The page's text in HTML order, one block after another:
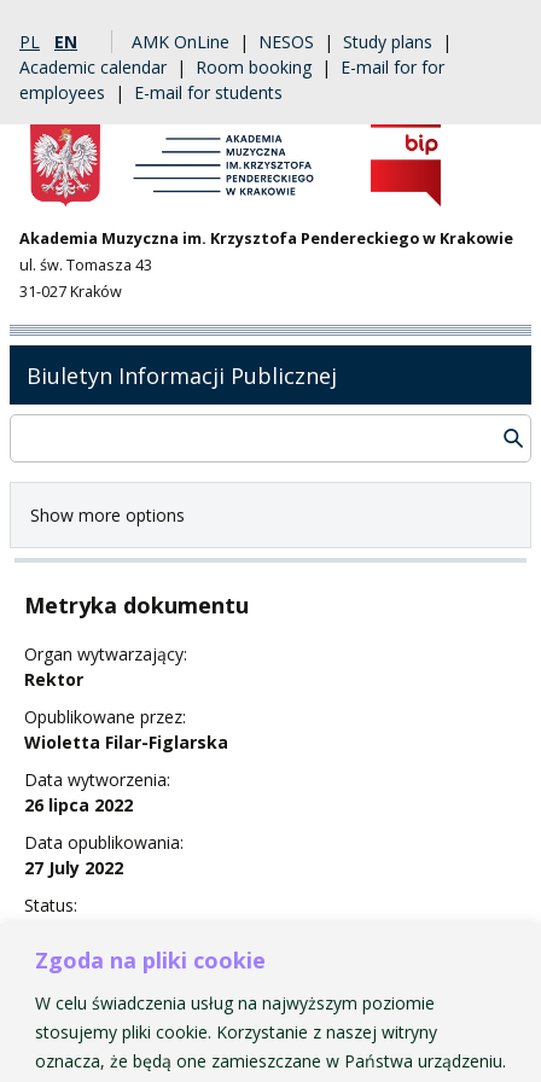
Zgoda na pliki cookie
W celu świadczenia usług na najwyższym poziomie
stosujemy pliki cookie. Korzystanie z naszej witryny
oznacza, że będą one zamieszczane w Państwa urządzeniu.
PL EN AMK OnLine | NESOS | Study plans |
Academic calendar | Room booking | E-mail for for
employees | E-mail for students
Akademia Muzyczna im. Krzysztofa Pendereckiego w Krakowie
ul. św. Tomasza 43
31-027 Kraków
Biuletyn Informacji Publicznej
Show more options
Metryka dokumentu
Organ wytwarzający:
Rektor
Opublikowane przez:
Wioletta Filar-Figlarska
Data wytworzenia:
26 lipca 2022
Data opublikowania:
27 July 2022
Status:
Zarządzenie Nr 20 w sprawie dofinansowania
uczestnictwa studentów AMKP w konkursach